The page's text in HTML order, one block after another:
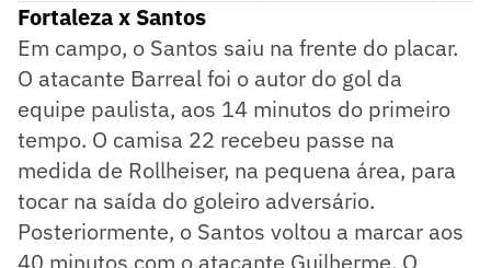
Fortaleza x Santos
Em campo, o Santos saiu na frente do placar.
O atacante Barreal foi o autor do gol da
equipe paulista, aos 14 minutos do primeiro
tempo. O camisa 22 recebeu passe na
medida de Rollheiser, na pequena área, para
tocar na saída do goleiro adversário.
Posteriormente, o Santos voltou a marcar aos
40 minutos com o atacante Guilherme. O